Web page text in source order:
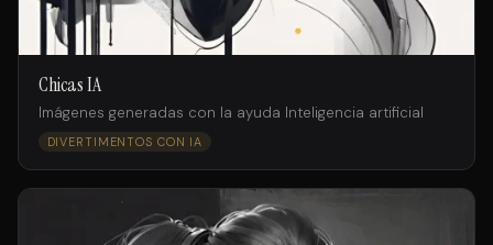
Chicas IA
Imágenes generadas con la ayuda Inteligencia artificial
DIVERTIMENTOS CON IA